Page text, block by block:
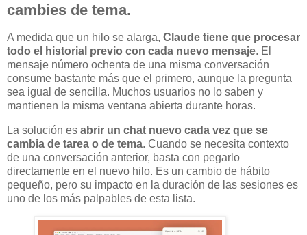
cambies de tema.
A medida que un hilo se alarga, Claude tiene que procesar
todo el historial previo con cada nuevo mensaje. El
mensaje número ochenta de una misma conversación
consume bastante más que el primero, aunque la pregunta
sea igual de sencilla. Muchos usuarios no lo saben y
mantienen la misma ventana abierta durante horas.
La solución es abrir un chat nuevo cada vez que se
cambia de tarea o de tema. Cuando se necesita contexto
de una conversación anterior, basta con pegarlo
directamente en el nuevo hilo. Es un cambio de hábito
pequeño, pero su impacto en la duración de las sesiones es
uno de los más palpables de esta lista.